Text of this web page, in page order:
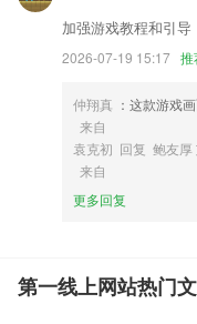
加强游戏教程和引导
2026-07-19 15:17 推
仲翔真 ：这款游戏
来自
袁克初 回复 鲍友厚
来自
更多回复
第一线上网站热门